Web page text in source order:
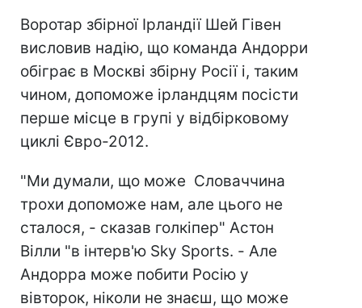
Воротар збірної Ірландії Шей Гівен
висловив надію, що команда Андорри
обіграє в Москві збірну Росії і, таким
чином, допоможе ірландцям посісти
перше місце в групі у відбірковому
циклі Євро-2012.
"Ми думали, що може Словаччина
трохи допоможе нам, але цього не
сталося, - сказав голкіпер" Астон
Вілли "в інтерв'ю Sky Sports. - Але
Андорра може побити Росію у
вівторок, ніколи не знаєш, що може